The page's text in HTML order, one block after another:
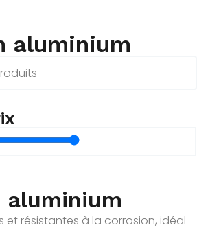
aluminium
aluminium
et résistantes à la corrosion, idéal